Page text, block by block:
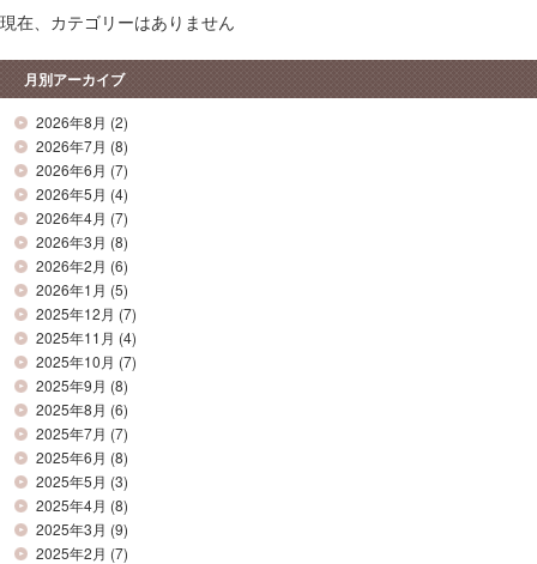
現在、カテゴリーはありません
月別アーカイブ
2026年8月 (2)
2026年7月 (8)
2026年6月 (7)
2026年5月 (4)
2026年4月 (7)
2026年3月 (8)
2026年2月 (6)
2026年1月 (5)
2025年12月 (7)
2025年11月 (4)
2025年10月 (7)
2025年9月 (8)
2025年8月 (6)
2025年7月 (7)
2025年6月 (8)
2025年5月 (3)
2025年4月 (8)
2025年3月 (9)
2025年2月 (7)